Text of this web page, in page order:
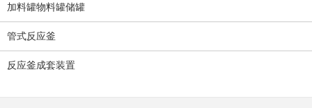
加料罐物料罐储罐
管式反应釜
反应釜成套装置